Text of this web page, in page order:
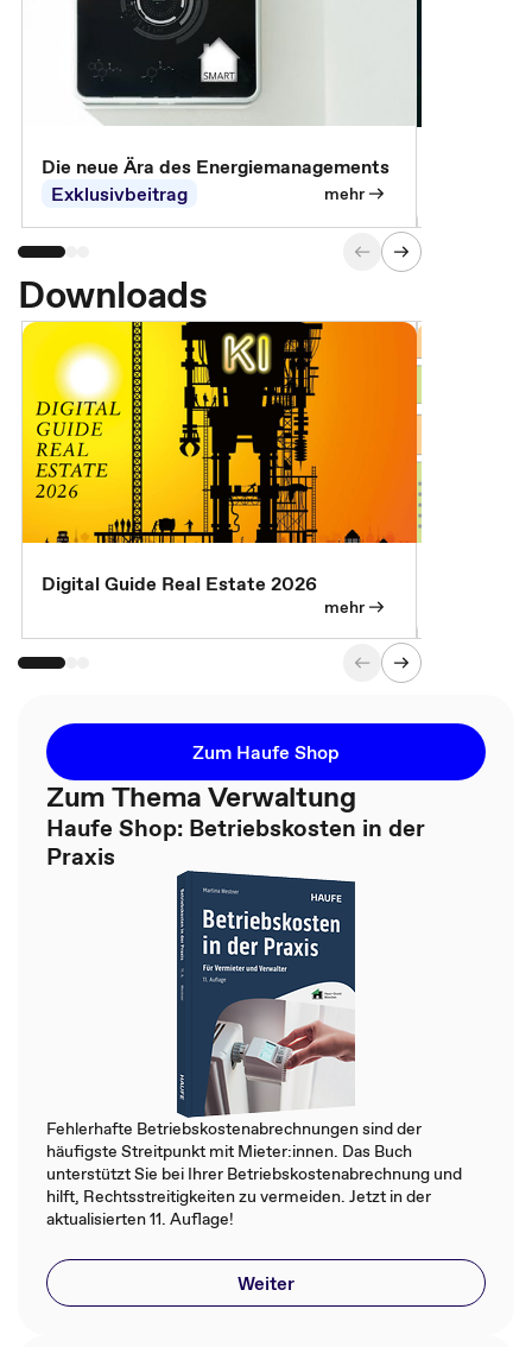
Die neue Ära des Energiemanagements
Exklusivbeitrag
mehr
Downloads
Digital Guide Real Estate 2026
mehr
Zum Haufe Shop
Zum Thema Verwaltung
Haufe Shop: Betriebskosten in der
Praxis
Fehlerhafte Betriebskostenabrechnungen sind der
häufigste Streitpunkt mit Mieter:innen. Das Buch
unterstützt Sie bei Ihrer Betriebskostenabrechnung und
hilft, Rechtsstreitigkeiten zu vermeiden. Jetzt in der
aktualisierten 11. Auflage!
Weiter